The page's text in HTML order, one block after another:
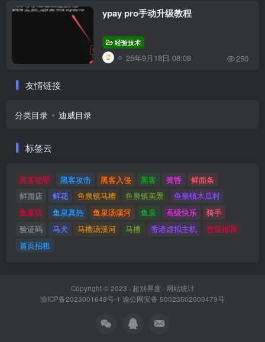
ypay pro手动升级教程
经验技术
25年9月18日 08:08 250
友情链接
分类目录 迪威目录
标签云
黑客犯罪 黑客攻击 黑客入侵 黑客 黄昏
鲜面条
鲜面店
鲜花 鱼泉镇马槽 鱼泉镇美景
鱼泉镇木瓜村
鱼泉镇
鱼泉真热 鱼泉汤溪河 鱼泉 高级快乐
骑手
验证码
马犬 马槽汤溪河 马槽 香港虚拟主机
首页推荐
首页招租
Copyright © 2023 · 超别界度· 网站统计
渝ICP备2023001648号-1 渝公网安备 50023502000479号